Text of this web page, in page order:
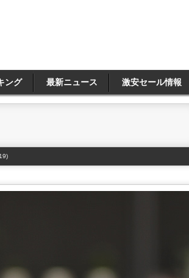
ング 最新ニュース 激安セール情報